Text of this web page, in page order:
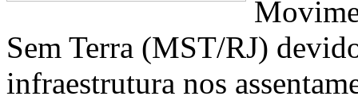
Sem Terra (MST/RJ)
infraestrutura nos